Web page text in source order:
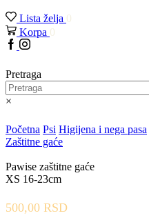
Lista želja 0
Korpa 0
Facebook
Instagram
Pretraga
×
Početna Psi Higijena i nega pasa
Zaštitne gaće
Pawise zaštitne gaće
XS 16-23cm
500,00 RSD